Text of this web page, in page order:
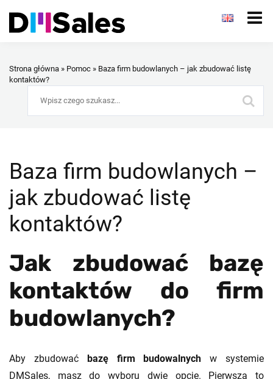
Strona główna » Pomoc » Baza firm budowlanych – jak zbudować listę
kontaktów?
Baza firm budowlanych –
jak zbudować listę
kontaktów?
Jak zbudować bazę
kontaktów do firm
budowlanych?
Aby zbudowaćbazę firm budowalnychw systemie
DMSales, masz do wyboru dwie opcje. Pierwsza to